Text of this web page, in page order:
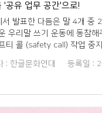
'공유 업무 공간'으로!
발표한 다듬은 말 4개 중
우리말 쓰기 운동에 동참해
티 콜 (safety call) 작업 중
유 업무 공간 여러 분야에서
서로 공유하며 의견을 나눌
: 한글문화연대 등록일 :